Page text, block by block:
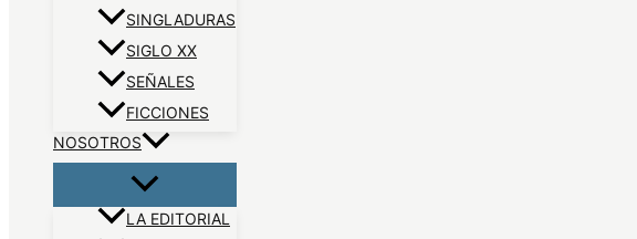
SINGLADURAS
SIGLO XX
SEÑALES
FICCIONES
NOSOTROS
LA EDITORIAL